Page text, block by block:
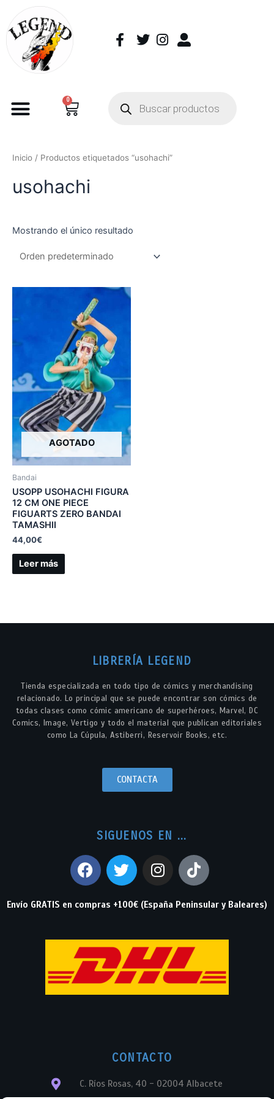
0
Inicio / Productos etiquetados “usohachi”
usohachi
Mostrando el único resultado
AGOTADO
Bandai
USOPP USOHACHI FIGURA
12 CM ONE PIECE
FIGUARTS ZERO BANDAI
TAMASHII
44,00€
Leer más
LIBRERÍA LEGEND
Tienda especializada en todo tipo de cómics y merchandising
relacionado. Lo principal que se puede encontrar son cómics de
todas clases como cómic americano de superhéroes, Marvel, DC
Comics, Image, Vertigo y todo el material que publican editoriales
como La Cúpula, Astiberri, Reservoir Books, etc.
CONTACTA
SIGUENOS EN ...
Envío GRATIS en compras +100€ (España Peninsular y Baleares)
CONTACTO
C. Ríos Rosas, 40 - 02004 Albacete